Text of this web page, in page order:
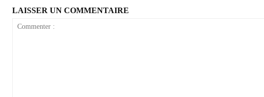
LAISSER UN COMMENTAIRE